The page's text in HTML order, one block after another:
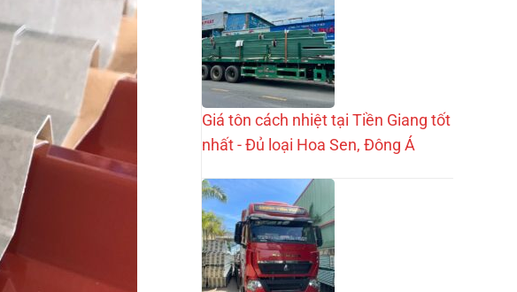
Giá tôn cách nhiệt tại Tiền Giang tốt
nhất - Đủ loại Hoa Sen, Đông Á